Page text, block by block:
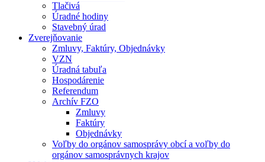
Tlačivá
Úradné hodiny
Stavebný úrad
Zverejňovanie
Zmluvy, Faktúry, Objednávky
VZN
Úradná tabuľa
Hospodárenie
Referendum
Archív FZO
Zmluvy
Faktúry
Objednávky
Voľby do orgánov samosprávy obcí a voľby do
orgánov samosprávnych krajov